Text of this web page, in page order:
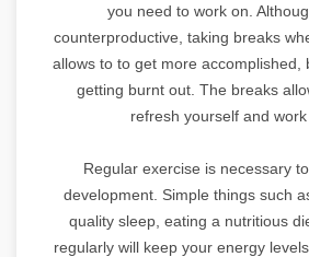
you need to work on.
counterproductive, taking breaks
allows to to get more accomplished,
getting burnt out. The breaks
refresh yourself and work
Regular exercise is necessary
development. Simple things such
quality sleep, eating a nutritious
regularly will keep your energy